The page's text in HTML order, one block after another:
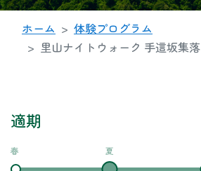
ホーム
体験プログラム
里山ナイトウォーク 手這坂集落
適期
春 夏